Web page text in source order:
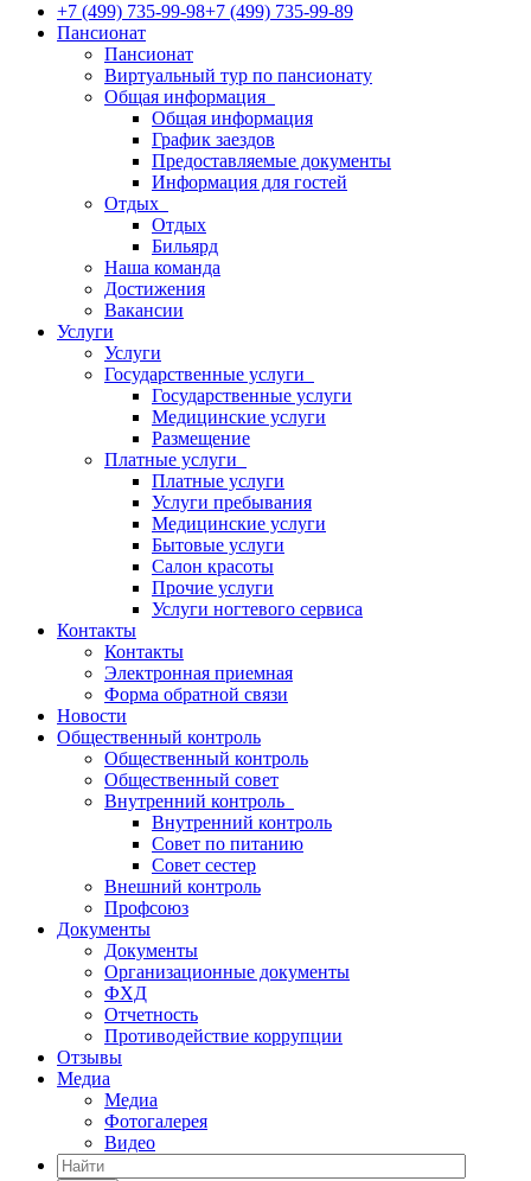
+7 (499) 735-99-98+7 (499) 735-99-89
Пансионат
Пансионат
Виртуальный тур по пансионату
Общая информация
Общая информация
График заездов
Предоставляемые документы
Информация для гостей
Отдых
Отдых
Бильярд
Наша команда
Достижения
Вакансии
Услуги
Услуги
Государственные услуги
Государственные услуги
Медицинские услуги
Размещение
Платные услуги
Платные услуги
Услуги пребывания
Медицинские услуги
Бытовые услуги
Салон красоты
Прочие услуги
Услуги ногтевого сервиса
Контакты
Контакты
Электронная приемная
Форма обратной связи
Новости
Общественный контроль
Общественный контроль
Общественный совет
Внутренний контроль
Внутренний контроль
Совет по питанию
Совет сестер
Внешний контроль
Профсоюз
Документы
Документы
Организационные документы
ФХД
Отчетность
Противодействие коррупции
Отзывы
Медиа
Медиа
Фотогалерея
Видео